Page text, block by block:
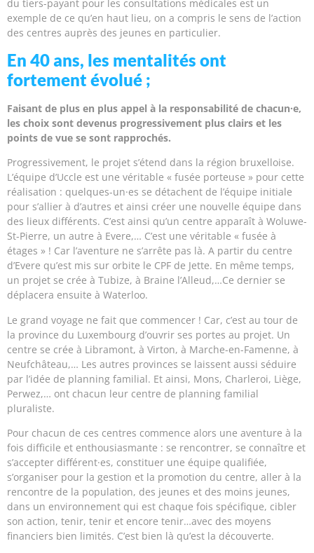
du tiers-payant pour les consultations médicales est un
exemple de ce qu’en haut lieu, on a compris le sens de l’action
des centres auprès des jeunes en particulier.
En 40 ans, les mentalités ont
fortement évolué ;
Faisant de plus en plus appel à la responsabilité de chacun·e,
les choix sont devenus progressivement plus clairs et les
points de vue se sont rapprochés.
Progressivement, le projet s’étend dans la région bruxelloise.
L’équipe d’Uccle est une véritable « fusée porteuse » pour cette
réalisation : quelques-un·es se détachent de l’équipe initiale
pour s’allier à d’autres et ainsi créer une nouvelle équipe dans
des lieux différents. C’est ainsi qu’un centre apparaît à Woluwe-
St-Pierre, un autre à Evere,… C’est une véritable « fusée à
étages » ! Car l’aventure ne s’arrête pas là. A partir du centre
d’Evere qu’est mis sur orbite le CPF de Jette. En même temps,
un projet se crée à Tubize, à Braine l’Alleud,…Ce dernier se
déplacera ensuite à Waterloo.
Le grand voyage ne fait que commencer ! Car, c’est au tour de
la province du Luxembourg d’ouvrir ses portes au projet. Un
centre se crée à Libramont, à Virton, à Marche-en-Famenne, à
Neufchâteau,… Les autres provinces se laissent aussi séduire
par l’idée de planning familial. Et ainsi, Mons, Charleroi, Liège,
Perwez,… ont chacun leur centre de planning familial
pluraliste.
Pour chacun de ces centres commence alors une aventure à la
fois difficile et enthousiasmante : se rencontrer, se connaître et
s’accepter différent·es, constituer une équipe qualifiée,
s’organiser pour la gestion et la promotion du centre, aller à la
rencontre de la population, des jeunes et des moins jeunes,
dans un environnement qui est chaque fois spécifique, cibler
son action, tenir, tenir et encore tenir…avec des moyens
financiers bien limités. C’est bien là qu’est la découverte.